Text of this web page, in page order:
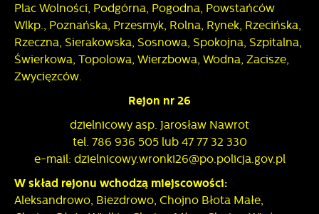
Plac Wolności, Podgórna, Pogodna, Powstańców
Wlkp., Poznańska, Przesmyk, Rolna, Rynek, Rzecińska,
Rzeczna, Sierakowska, Sosnowa, Spokojna, Szpitalna,
Świerkowa, Topolowa, Wierzbowa, Wodna, Zacisze,
Zwycięzców.
Rejon nr 26
dzielnicowy asp. Jarosław Nawrot
tel. 786 936 505 lub 47 77 32 330
e-mail: dzielnicowy.wronki26@po.policja.gov.pl
W skład rejonu wchodzą miejscowości:
Aleksandrowo, Biezdrowo, Chojno Błota Małe,